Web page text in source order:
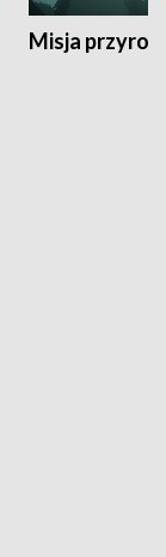
Misja